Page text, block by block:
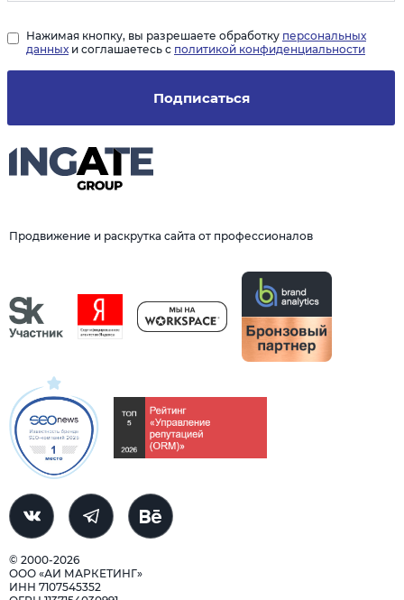
Продвижение и раскрутка сайта от профессионалов
© 2000-2026
ООО «АИ МАРКЕТИНГ»
ИНН 7107545352
Подписаться
Нажимая кнопку, вы разрешаете обработку персональных
данных и соглашаетесь с политикой конфиденциальности